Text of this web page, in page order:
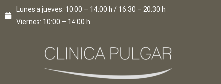
Lunes a jueves: 10:00 – 14:00 h / 16:30 – 20:30 h
Viernes: 10:00 – 14:00 h